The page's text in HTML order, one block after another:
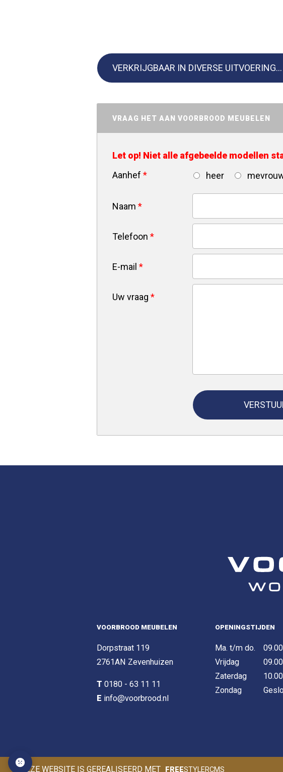
VERKRIJGBAAR IN DIVERSE UITVOERINGEN
VRAAG HET AAN VOORBROOD MEUBELEN
Let op! Niet alle afgebeelde modellen
Aanhef * heer
Naam *
Telefoon *
E-mail *
Uw vraag *
VOORBROOD MEUBELEN
Dorpstraat 119
2761AN Zevenhuizen
T 0180 - 63 11 11
E info@voorbrood.nl
OPENINGSTIJDEN
Ma. t/m do.
Vrijdag
Zaterdag
Zondag
DEZE WEBSITE IS GEREALISEERD MET FREESTYLERCMS